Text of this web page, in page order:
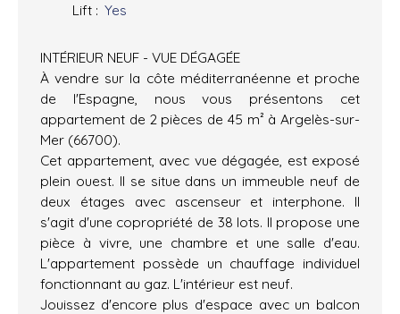
Lift : Yes
INTÉRIEUR NEUF - VUE DÉGAGÉE
À vendre sur la côte méditerranéenne et proche
de l'Espagne, nous vous présentons cet
appartement de 2 pièces de 45 m² à Argelès-sur-
Mer (66700).
Cet appartement, avec vue dégagée, est exposé
plein ouest. Il se situe dans un immeuble neuf de
deux étages avec ascenseur et interphone. Il
s'agit d'une copropriété de 38 lots. Il propose une
pièce à vivre, une chambre et une salle d'eau.
L'appartement possède un chauffage individuel
fonctionnant au gaz. L'intérieur est neuf.
Jouissez d'encore plus d'espace avec un balcon